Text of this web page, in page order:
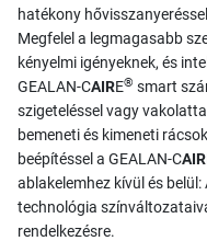
hatékony
Megfelel a legmagasabb
kényelmi igényeknek, és
GEALAN-CAIRE® smart
szigeteléssel vagy
bemeneti és kimeneti
beépítéssel a GEALAN-CAIR
ablakelemhez kívül és
technológia
rendelkezésre.